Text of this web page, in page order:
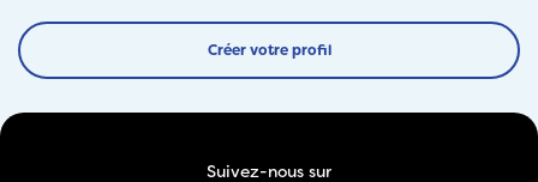
Créer votre profil
Suivez-nous sur